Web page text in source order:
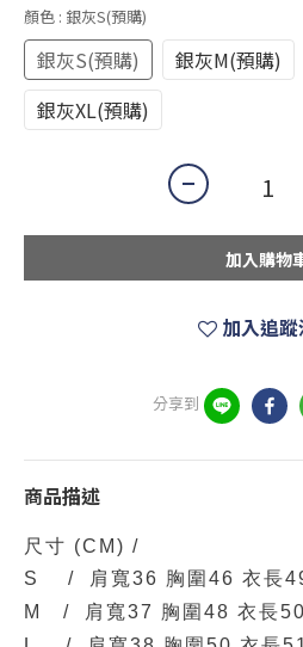
顏色 : 銀灰S(預購)
銀灰S(預購) 銀灰M(預購)
銀灰XL(預購)
加入購物
加入追
分享到
商品描述
尺寸 (CM) /
S / 肩寬36 胸圍46 衣長
M / 肩寬37 胸圍48 衣